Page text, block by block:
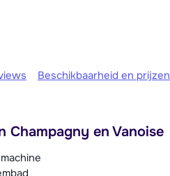
Beschikbaarheid en prijzen
en Vanoise